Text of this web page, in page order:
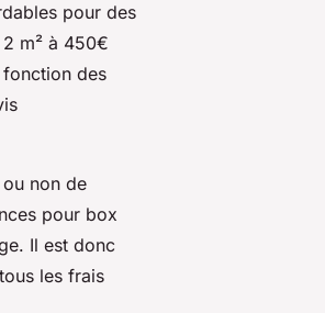
pour des
m² à 450€
fonction des
non de
pour box
Il est donc
les frais